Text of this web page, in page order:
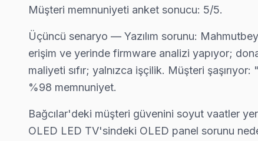
Müşteri memnuniyeti anket sonucu: 5/5.
Üçüncü senaryo — Yazılım sorunu:
erişim ve yerinde firmware analizi yapıyor;
maliyeti sıfır; yalnızca işçilik. Müşteri
%98 memnuniyet.
Bağcılar'deki müşteri güvenini soyut vaatler
OLED LED TV'sindeki OLED panel sorunu